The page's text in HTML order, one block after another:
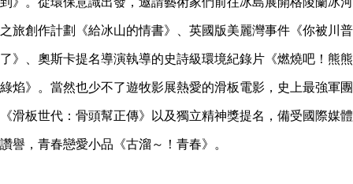
之旅創作計劃《給冰山的情書》、英國版美麗灣事件《你被川普
了》、奧斯卡提名導演執導的史詩級環境紀錄片《燃燒吧！熊熊
綠焰》。當然也少不了遊牧影展熱愛的滑板電影，史上最強軍團
《滑板世代：骨頭幫正傳》以及獨立精神獎提名，備受國際媒體
讚譽，青春戀愛小品《古溜～！青春》。